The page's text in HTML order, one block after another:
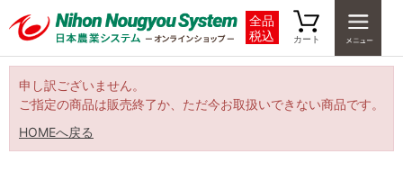
全品
税込
カート
申し訳ございません。
ご指定の商品は販売終了か、ただ今お取扱いできない商品です。
HOMEへ戻る